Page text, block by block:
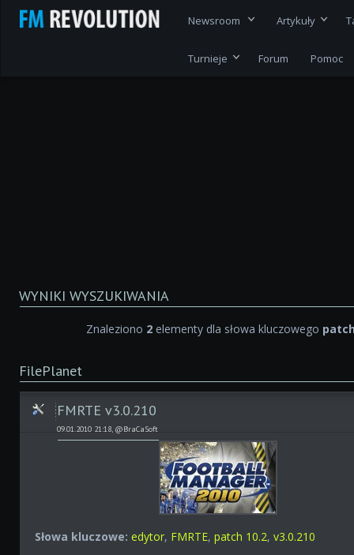
Newsroom Artykuły
Turnieje Forum Pomoc
WYNIKI WYSZUKIWANIA
Znaleziono 2 elementy dla słowa kluczowego
FilePlanet
FMRTE v3.0.210
09.01.2010 21:18, @BraCaSoft
Słowa kluczowe: edytor, FMRTE,patch 10.2,v3.0.210